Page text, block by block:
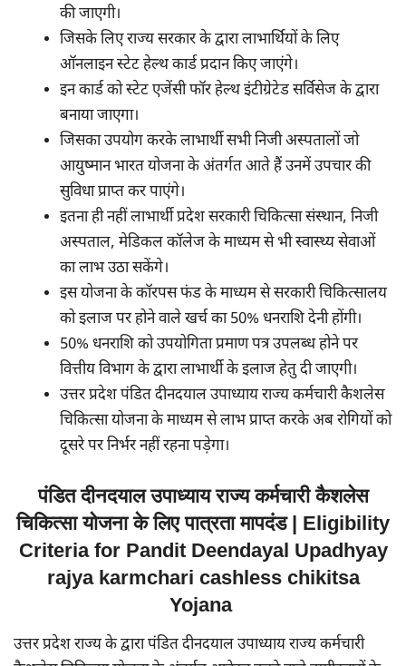
की जाएगी।
जिसके लिए राज्य सरकार के द्वारा लाभार्थियों के लिए
ऑनलाइन स्टेट हेल्थ कार्ड प्रदान किए जाएंगे।
इन कार्ड को स्टेट एजेंसी फॉर हेल्थ इंटीग्रेटेड सर्विसेज के द्वारा
बनाया जाएगा।
जिसका उपयोग करके लाभार्थी सभी निजी अस्पतालों जो
आयुष्मान भारत योजना के अंतर्गत आते हैं उनमें उपचार की
सुविधा प्राप्त कर पाएंगे।
इतना ही नहीं लाभार्थी प्रदेश सरकारी चिकित्सा संस्थान, निजी
अस्पताल, मेडिकल कॉलेज के माध्यम से भी स्वास्थ्य सेवाओं
का लाभ उठा सकेंगे।
इस योजना के कॉरपस फंड के माध्यम से सरकारी चिकित्सालय
को इलाज पर होने वाले खर्च का 50% धनराशि देनी होंगी।
50% धनराशि को उपयोगिता प्रमाण पत्र उपलब्ध होने पर
वित्तीय विभाग के द्वारा लाभार्थी के इलाज हेतु दी जाएगी।
उत्तर प्रदेश पंडित दीनदयाल उपाध्याय राज्य कर्मचारी कैशलेस
चिकित्सा योजना के माध्यम से लाभ प्राप्त करके अब रोगियों को
दूसरे पर निर्भर नहीं रहना पड़ेगा।
पंडित दीनदयाल उपाध्याय राज्य कर्मचारी कैशलेस
चिकित्सा योजना के लिए पात्रता मापदंड | Eligibility
Criteria for Pandit Deendayal Upadhyay
rajya karmchari cashless chikitsa
Yojana
उत्तर प्रदेश राज्य के द्वारा पंडित दीनदयाल उपाध्याय राज्य कर्मचारी